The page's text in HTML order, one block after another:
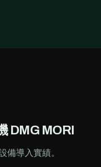
DMG MORI
備導入實績。